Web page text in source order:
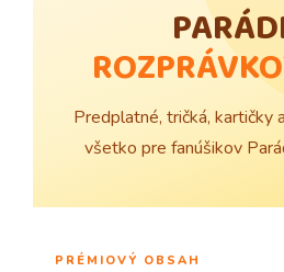
Predplatné, tričká, kartičky
všetko pre fanúšikov
PRÉMIOVÝ OBSAH